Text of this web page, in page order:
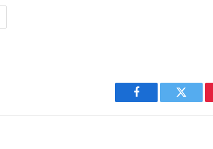
Facebook Twitter